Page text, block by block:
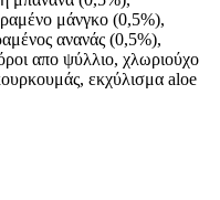
μάνγκο (0,5%),
ανανάς (0,5%),
απο ψύλλιο, χλωριούχο
εκχύλισμα aloe